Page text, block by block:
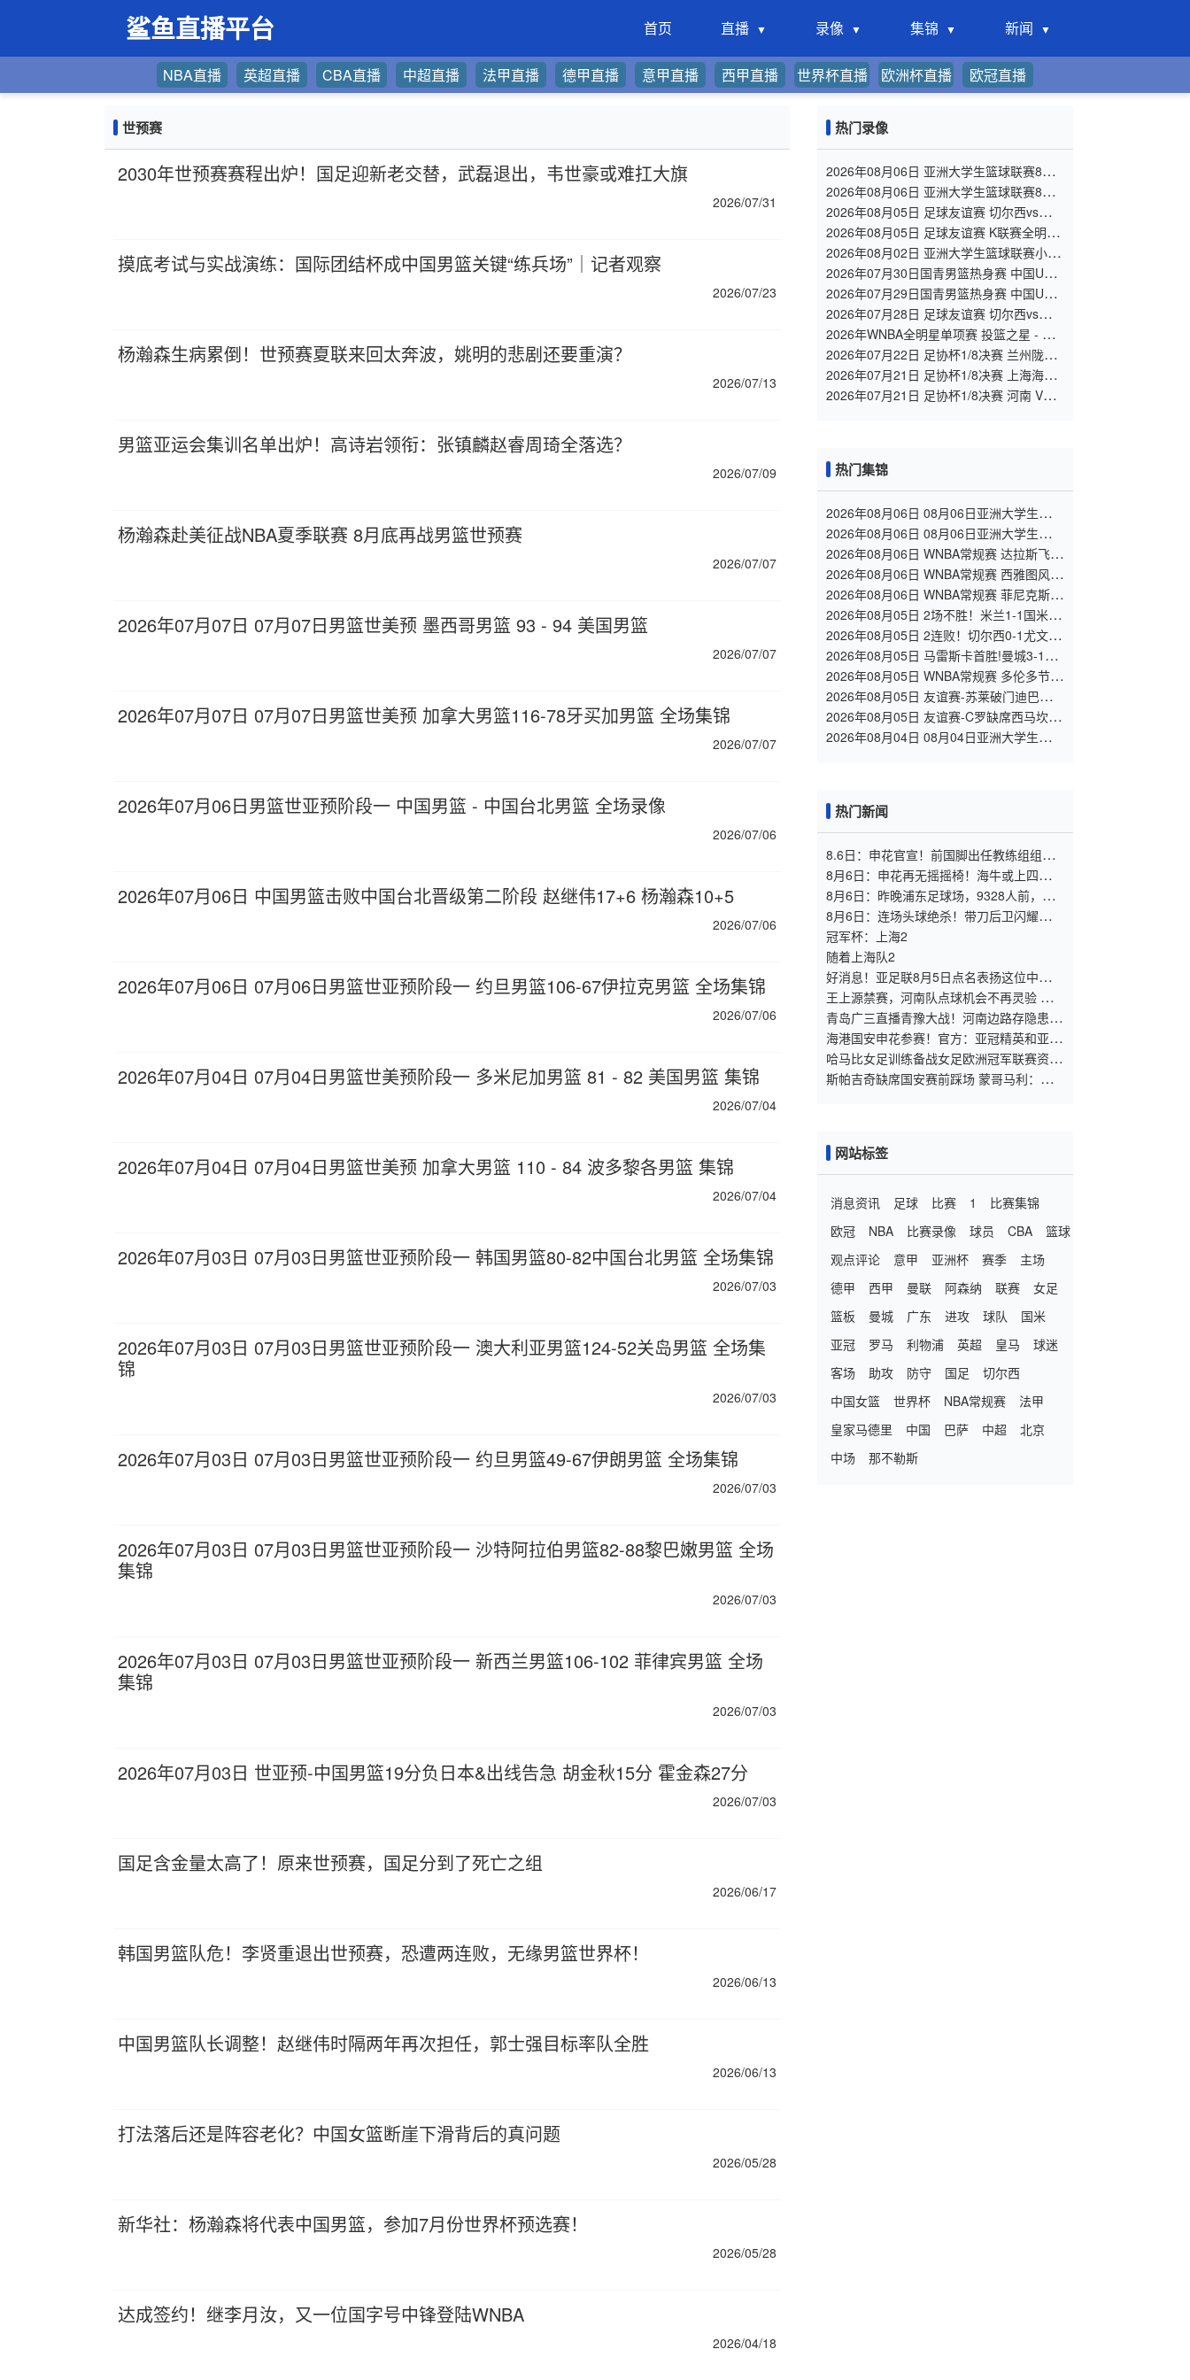
鲨鱼直播平台 首页 直播 录像 集锦 新闻
NBA直播 英超直播 CBA直播 中超直播 法甲直播 德甲直播 意甲直播 西甲直播 世界杯直播 欧洲杯直播 欧冠直播
世预赛
2030年世预赛赛程出炉！国足迎新老交替，武磊退出，韦世豪或难扛大旗
2026/07/31
摸底考试与实战演练：国际团结杯成中国男篮关键“练兵场”｜记者观察
2026/07/23
杨瀚森生病累倒！世预赛夏联来回太奔波，姚明的悲剧还要重演？
2026/07/13
男篮亚运会集训名单出炉！高诗岩领衔：张镇麟赵睿周琦全落选？
2026/07/09
杨瀚森赴美征战NBA夏季联赛 8月底再战男篮世预赛
2026/07/07
2026年07月07日 07月07日男篮世美预 墨西哥男篮 93 - 94 美国男篮
2026/07/07
2026年07月07日 07月07日男篮世美预 加拿大男篮116-78牙买加男篮 全场集锦
2026/07/07
2026年07月06日男篮世亚预阶段一 中国男篮 - 中国台北男篮 全场录像
2026/07/06
2026年07月06日 中国男篮击败中国台北晋级第二阶段 赵继伟17+6 杨瀚森10+5
2026/07/06
2026年07月06日 07月06日男篮世亚预阶段一 约旦男篮106-67伊拉克男篮 全场集锦
2026/07/06
2026年07月04日 07月04日男篮世美预阶段一 多米尼加男篮 81 - 82 美国男篮 集锦
2026/07/04
2026年07月04日 07月04日男篮世美预 加拿大男篮 110 - 84 波多黎各男篮 集锦
2026/07/04
2026年07月03日 07月03日男篮世亚预阶段一 韩国男篮80-82中国台北男篮 全场集锦
2026/07/03
2026年07月03日 07月03日男篮世亚预阶段一 澳大利亚男篮124-52关岛男篮 全场集
锦
2026/07/03
2026年07月03日 07月03日男篮世亚预阶段一 约旦男篮49-67伊朗男篮 全场集锦
2026/07/03
2026年07月03日 07月03日男篮世亚预阶段一 沙特阿拉伯男篮82-88黎巴嫩男篮 全场
集锦
2026/07/03
2026年07月03日 07月03日男篮世亚预阶段一 新西兰男篮106-102 菲律宾男篮 全场
集锦
2026/07/03
2026年07月03日 世亚预-中国男篮19分负日本&出线告急 胡金秋15分 霍金森27分
2026/07/03
国足含金量太高了！原来世预赛，国足分到了死亡之组
2026/06/17
韩国男篮队危！李贤重退出世预赛，恐遭两连败，无缘男篮世界杯！
2026/06/13
中国男篮队长调整！赵继伟时隔两年再次担任，郭士强目标率队全胜
2026/06/13
打法落后还是阵容老化？中国女篮断崖下滑背后的真问题
2026/05/28
新华社：杨瀚森将代表中国男篮，参加7月份世界杯预选赛！
2026/05/28
达成签约！继李月汝，又一位国字号中锋登陆WNBA
2026/04/18
热门录像
2026年08月06日 亚洲大学生篮球联赛8强
赛 北京大学 VS 上海交通大学 全场录像
2026年08月06日 亚洲大学生篮球联赛8强
赛 延世大学 VS 政治大学 全场录像
2026年08月05日 足球友谊赛 切尔西vs尤文
图斯 全场录像
2026年08月05日 足球友谊赛 K联赛全明星
vs曼城 全场录像
2026年08月02日 亚洲大学生篮球联赛小组
赛 北京大学 VS 香港中文大学 全场录像
2026年07月30日国青男篮热身赛 中国U18
男篮 - 大卫·安篮球学院 全场录像
2026年07月29日国青男篮热身赛 中国U18
男篮 - 纽纳华丁闪电队 全场录像
2026年07月28日 足球友谊赛 切尔西vs西悉
尼漫步者 全场录像
2026年WNBA全明星单项赛 投篮之星 - 单
项赛 全场录像
2026年07月22日 足协杯1/8决赛 兰州陇原
竞技 VS 陕西联合 全场录像
2026年07月21日 足协杯1/8决赛 上海海港
VS 深圳新鹏城 全场录像
2026年07月21日 足协杯1/8决赛 河南 VS
热门集锦
2026年08月06日 08月06日亚洲大学生篮球
联赛8强赛 北京大学 77 - 79 上海交通大学
2026年08月06日 08月06日亚洲大学生篮球
联赛8强赛 延世大学 67 - 72 政治大学 集锦
2026年08月06日 WNBA常规赛 达拉斯飞翼
92 - 96 华盛顿神秘人 全场集锦
2026年08月06日 WNBA常规赛 西雅图风暴
86 - 92 纽约自由人 全场集锦
2026年08月06日 WNBA常规赛 菲尼克斯水
星 82 - 96 亚特兰大梦想 全场集锦
2026年08月05日 2场不胜！米兰1-1国米 迪
马尔科破门 恩昆库造点+点射拉莫斯登场
2026年08月05日 2连败！切尔西0-1尤文 热
格罗瓦世界波制胜穆德里克时隔614天复出
2026年08月05日 马雷斯卡首胜!曼城3-1K
联赛全明星 赖因德斯努里破门塞梅尼奥助
2026年08月05日 WNBA常规赛 多伦多节奏
81 - 92 金州女武神 全场集锦
2026年08月05日 友谊赛-苏莱破门迪巴拉助
攻 罗马4-1纽波特郡
2026年08月05日 友谊赛-C罗缺席西马坎送
点 胜利0-2不敌阿尔梅里亚
2026年08月04日 08月04日亚洲大学生篮球
热门新闻
8.6日：申花官宣！前国脚出任教练组组
长，新帅四大候选浮出，于汉超救火？
8月6日：申花再无摇摇椅！海牛或上四大外
援摧花前国脚，这套阵容踢中甲都困难
8月6日：昨晚浦东足球场，9328人前，枪
手主帅竟称国足未来是他
8月6日：连场头球绝杀！带刀后卫闪耀，
U17国足1
冠军杯：上海2
随着上海队2
好消息！亚足联8月5日点名表扬这位中国男
足新星，引发热议
王上源禁赛，河南队点球机会不再灵验 马
拉尼昂射门不佳 郑智目标亚冠资格
青岛广三直播青豫大战！河南边路存隐患，
古斯塔沃等喂饼，西海岸剑指亚冠
海港国安申花参赛！官方：亚冠精英和亚冠
二抽签仪式8月18日进行
哈马比女足训练备战女足欧洲冠军联赛资格
赛
斯帕吉奇缺席国安赛前踩场 蒙哥马利：张
网站标签
消息资讯 足球 比赛 1
比赛集锦
欧冠
NBA 比赛录像 球员 CBA
篮球
观点评论
意甲 亚洲杯 赛季
主场
德甲
西甲 曼联 阿森纳 联赛
女足
篮板
曼城 广东 进攻 球队
国米
亚冠
罗马 利物浦 英超 皇马
球迷
客场
助攻 防守 国足
切尔西
中国女篮
世界杯 NBA常规赛
法甲
皇家马德里
中国 巴萨 中超
北京
中场
那不勒斯